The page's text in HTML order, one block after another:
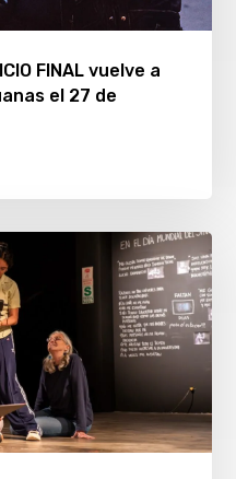
FINAL vuelve a
el 27 de